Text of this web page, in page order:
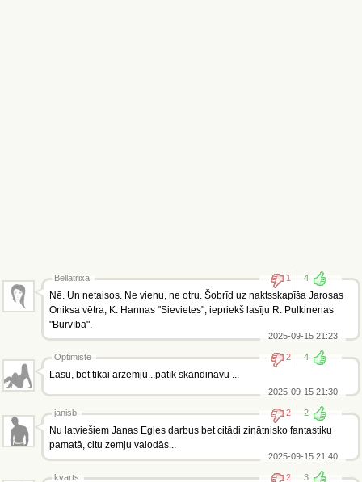
Bellatrixa 1 4
Nē. Un netaisos. Ne vienu, ne otru. Šobrīd uz naktsskapīša Jarosas
Oniksa vētra, K. Hannas "Sievietes", iepriekš lasīju R. Pulkinenas
"Burvība".
2025-09-15 21:23
Optimiste 2 4
Lasu, bet tikai ārzemju...patīk skandināvu ...
2025-09-15 21:30
janisb 2 2
Nu latviešiem Janas Egles darbus bet citādi zinātnisko fantastiku
pamatā, citu zemju valodās...
2025-09-15 21:40
kvarts 2 3